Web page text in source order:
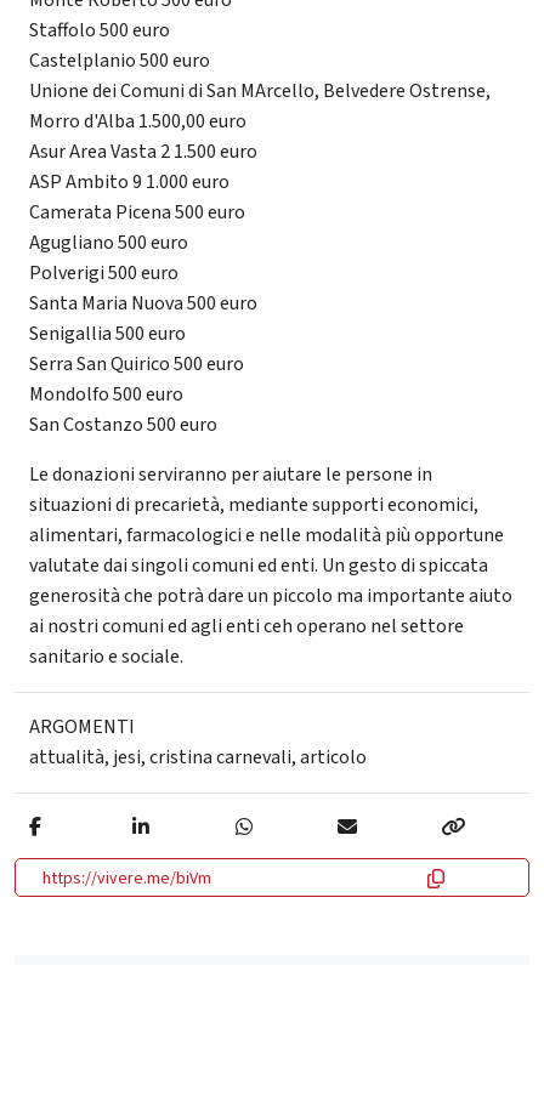
Staffolo 500 euro
Castelplanio 500 euro
Unione dei Comuni di San MArcello, Belvedere Ostrense,
Morro d'Alba 1.500,00 euro
Asur Area Vasta 2 1.500 euro
ASP Ambito 9 1.000 euro
Camerata Picena 500 euro
Agugliano 500 euro
Polverigi 500 euro
Santa Maria Nuova 500 euro
Senigallia 500 euro
Serra San Quirico 500 euro
Mondolfo 500 euro
San Costanzo 500 euro
Le donazioni serviranno per aiutare le persone in
situazioni di precarietà, mediante supporti economici,
alimentari, farmacologici e nelle modalità più opportune
valutate dai singoli comuni ed enti. Un gesto di spiccata
generosità che potrà dare un piccolo ma importante aiuto
ai nostri comuni ed agli enti ceh operano nel settore
sanitario e sociale.
ARGOMENTI
attualità, jesi,cristina carnevali,articolo
https://vivere.me/biVm